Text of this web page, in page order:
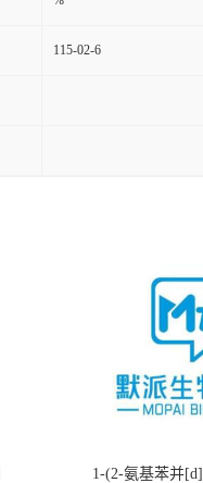
115-02-6
1-(2-氨基苯并